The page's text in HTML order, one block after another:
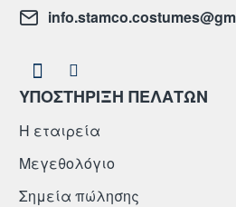
ΥΠΟΣΤΗΡΙΞΗ ΠΕΛΑΤΩΝ
Η εταιρεία
Μεγεθολόγιο
Σημεία πώλησης